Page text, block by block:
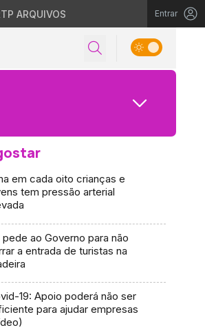
ARQUIVOS Entrar
em cada oito crianças e
tem pressão arterial
pede ao Governo para não
a entrada de turistas na
19: Apoio poderá não ser
para ajudar empresas